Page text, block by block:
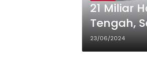
21 Miliar
Tengah,
23/06/2024